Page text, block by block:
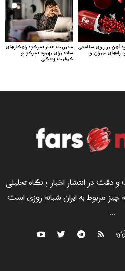
مدیریت عدم تمرکز: راهکارهای
ساده برای بهبود تمرکز و
کیفیت زندگی
آهن بر روی سلامتی
جبران و
نیوز 24 سرعت و دقت در انتشار اخبار ؛ نگاه تحلیلی
مربوط به ایران شبانه روزی است
...